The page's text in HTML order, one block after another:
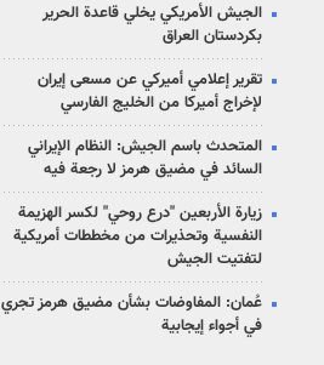
الجيش الأمريكي يخلي قاعدة الحرير
بكردستان العراق
تقرير إعلامي أميركي عن مسعى إيران
لإخراج أميركا من الخليج الفارسي
المتحدث باسم الجيش: النظام الإيراني
السائد في مضيق هرمز لا رجعة فيه
زيارة الأربعين "درع روحي" لكسر الهزيمة
النفسية وتحذيرات من مخططات أمريكية
لتفتيت الجيش
عُمان: المفاوضات بشأن مضيق هرمز تجري
في أجواء إيجابية